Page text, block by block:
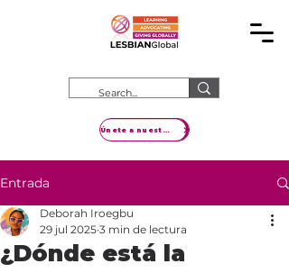
Únete a nuestro movimiento
Entrada
¿Dónde está la
Deborah Iroegbu
29 jul 2025 3 min de lectura